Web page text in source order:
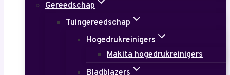
Gereedschap
Tuingereedschap
Hogedrukreinigers
Makita hogedrukreinigers
Bladblazers